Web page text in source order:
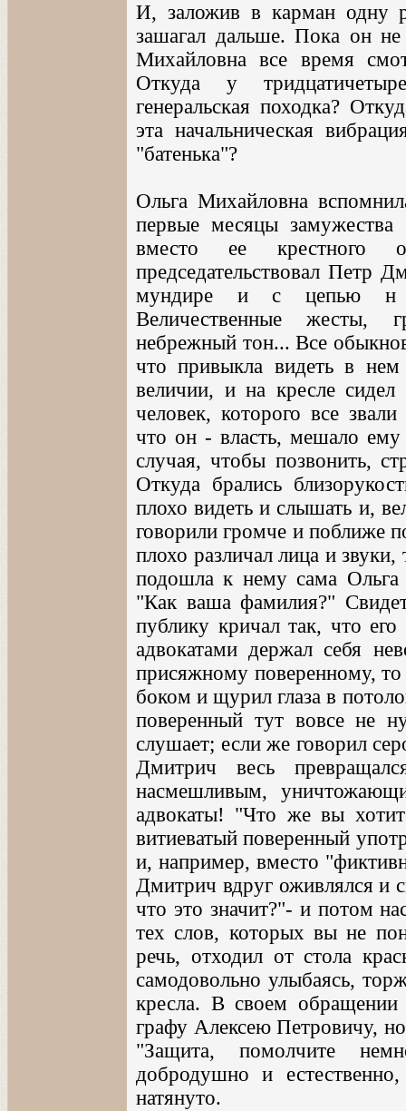
И, заложив в карман одну
зашагал дальше. Пока он
Михайловна все время
Откуда у
генеральская походка?
эта начальническая
"батенька"?
Ольга Михайловна
первые месяцы замужества
вместо ее крестного
председательствовал Петр
мундире и с цепью н
Величественные жесты,
небрежный тон... Все
что привыкла видеть в
величии, и на кресле
человек, которого все
что он - власть, мешало ему
случая, чтобы позвонить,
Откуда брались
плохо видеть и слышать и,
говорили громче и поближе
плохо различал лица и
подошла к нему сама
"Как ваша фамилия?"
публику кричал так, что
адвокатами держал себя
присяжному поверенному,
боком и щурил глаза в
поверенный тут вовсе не
слушает; если же говорил
Дмитрич весь
насмешливым,
адвокаты! "Что же вы
витиеватый поверенный
и, например, вместо
Дмитрич вдруг оживлялся и
что это значит?"- и потом
тех слов, которых вы не
речь, отходил от стола
самодовольно улыбаясь,
кресла. В своем обращении
графу Алексею Петровичу,
"Защита, помолчите
добродушно и
натянуто.